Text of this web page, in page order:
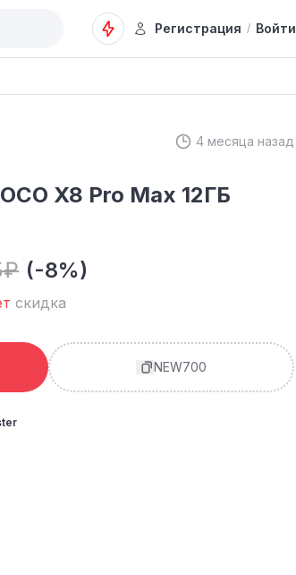
Регистрация / Войти
4 месяца назад
X8 Pro Max 12ГБ
₽ (-8%)
скидка
NEW700